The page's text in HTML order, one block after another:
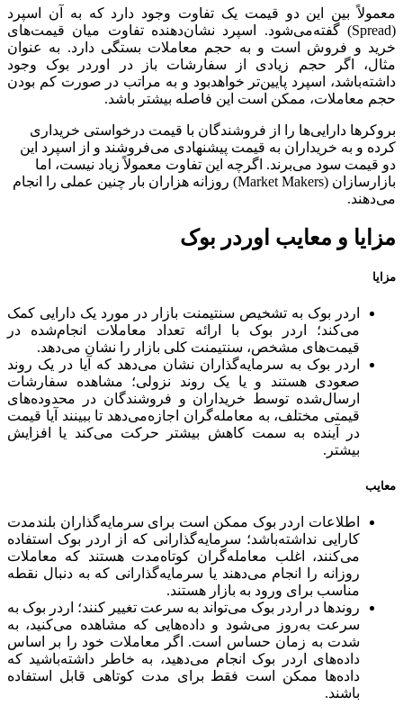
معمولاً بین این دو قیمت یک تفاوت وجود دارد که به آن اسپرد
(Spread) گفته‌می‌شود. اسپرد نشان‌دهنده تفاوت میان قیمت‌های
خرید و فروش است و به حجم معاملات بستگی دارد. به عنوان
مثال، اگر حجم زیادی از سفارشات باز در اوردر بوک وجود
داشته‌باشد، اسپرد پایین‌تر خواهدبود و به مراتب در صورت کم بودن
حجم معاملات، ممکن است این فاصله بیشتر باشد.
بروکرها دارایی‌ها را از فروشندگان با قیمت درخواستی خریداری
کرده و به خریداران به قیمت پیشنهادی می‌فروشند و از اسپرد این
دو قیمت سود می‌برند. اگرچه این تفاوت معمولاً زیاد نیست، اما
بازارسازان (Market Makers) روزانه هزاران بار چنین عملی را انجام
می‌دهند.
مزایا و معایب اوردر بوک
مزایا
اردر بوک به تشخیص سنتیمنت بازار در مورد یک دارایی کمک
می‌کند؛ اردر بوک با ارائه تعداد معاملات انجام‌شده در
قیمت‌های مشخص، سنتیمنت کلی بازار را نشان می‌دهد.
اردر بوک به سرمایه‌گذاران نشان می‌دهد که آیا در یک روند
صعودی هستند و یا یک روند نزولی؛ مشاهده سفارشات
ارسال‌شده توسط خریداران و فروشندگان در محدوده‌های
قیمتی مختلف، به معامله‌گران اجازه‌می‌دهد تا ببینند آیا قیمت
در آینده به سمت کاهش بیشتر حرکت می‌کند یا افزایش
بیشتر.
معایب
اطلاعات اردر بوک ممکن است برای سرمایه‌گذاران بلندمدت
کارایی نداشته‌باشد؛ سرمایه‌گذارانی که از اردر بوک استفاده
می‌کنند، اغلب معامله‌گران کوتاه‌مدت هستند که معاملات
روزانه را انجام می‌دهند یا سرمایه‌گذارانی که به دنبال نقطه
مناسب برای ورود به بازار هستند.
روندها در اردر بوک می‌تواند به سرعت تغییر کنند؛ اردر بوک به
سرعت به‌روز می‌شود و داده‌هایی که مشاهده می‌کنید، به
شدت به زمان حساس است. اگر معاملات خود را بر اساس
داده‌های اردر بوک انجام می‌دهید، به خاطر داشته‌باشید که
داده‌ها ممکن است فقط برای مدت کوتاهی قابل استفاده
باشند.